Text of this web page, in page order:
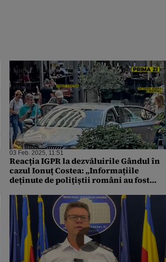
03 Feb. 2025, 11:51
Reacția IGPR la dezvăluirile Gândul în
cazul Ionuț Costea: „Informațiile
deținute de polițiștii români au fost